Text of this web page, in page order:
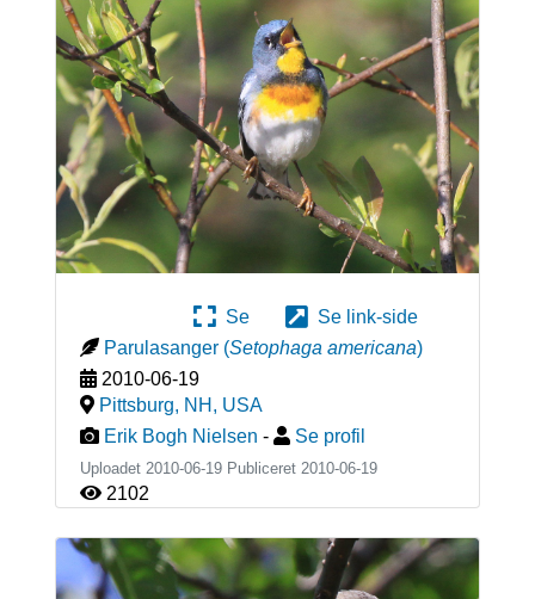
Se
Se link-side
Parulasanger (Setophaga americana)
2010-06-19
Pittsburg, NH , USA
Erik Bogh Nielsen - Se profil
Uploadet 2010-06-19 Publiceret 2010-06-19
2102